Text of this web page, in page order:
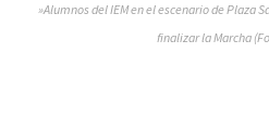
»Alumnos del IEM en el escenario de Plaza
finalizar la Marcha